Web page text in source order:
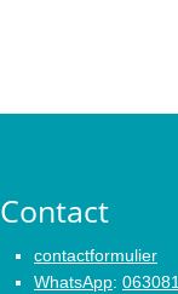
Contact
contactformulier
WhatsApp: